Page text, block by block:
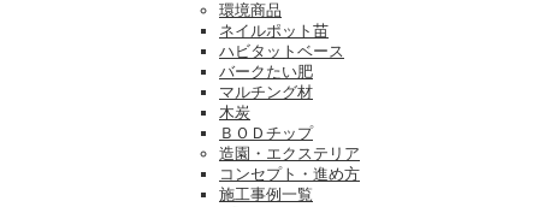
環境商品
ネイルポット苗
ハビタットベース
バークたい肥
マルチング材
木炭
ＢＯＤチップ
造園・エクステリア
コンセプト・進め方
施工事例一覧